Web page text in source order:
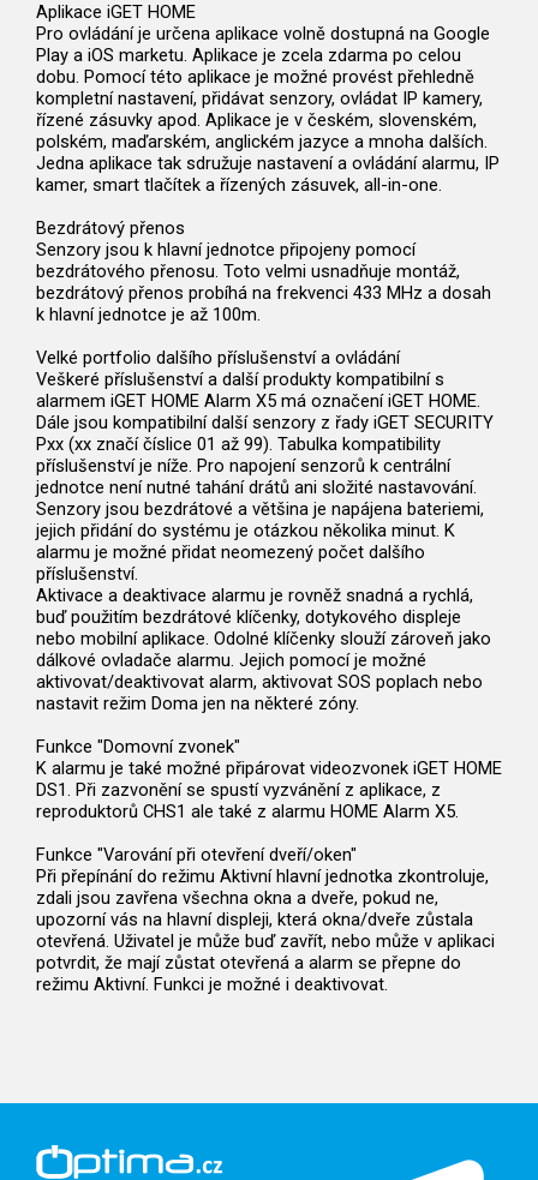
Aplikace iGET HOME
Pro ovládání je určena aplikace volně dostupná na Google
Play a iOS marketu. Aplikace je zcela zdarma po celou
dobu. Pomocí této aplikace je možné provést přehledně
kompletní nastavení, přidávat senzory, ovládat IP kamery,
řízené zásuvky apod. Aplikace je v českém, slovenském,
polském, maďarském, anglickém jazyce a mnoha dalších.
Jedna aplikace tak sdružuje nastavení a ovládání alarmu, IP
kamer, smart tlačítek a řízených zásuvek, all-in-one.
Bezdrátový přenos
Senzory jsou k hlavní jednotce připojeny pomocí
bezdrátového přenosu. Toto velmi usnadňuje montáž,
bezdrátový přenos probíhá na frekvenci 433 MHz a dosah
k hlavní jednotce je až 100m.
Velké portfolio dalšího příslušenství a ovládání
Veškeré příslušenství a další produkty kompatibilní s
alarmem iGET HOME Alarm X5 má označení iGET HOME.
Dále jsou kompatibilní další senzory z řady iGET SECURITY
Pxx (xx značí číslice 01 až 99). Tabulka kompatibility
příslušenství je níže. Pro napojení senzorů k centrální
jednotce není nutné tahání drátů ani složité nastavování.
Senzory jsou bezdrátové a většina je napájena bateriemi,
jejich přidání do systému je otázkou několika minut. K
alarmu je možné přidat neomezený počet dalšího
příslušenství.
Aktivace a deaktivace alarmu je rovněž snadná a rychlá,
buď použitím bezdrátové klíčenky, dotykového displeje
nebo mobilní aplikace. Odolné klíčenky slouží zároveň jako
dálkové ovladače alarmu. Jejich pomocí je možné
aktivovat/deaktivovat alarm, aktivovat SOS poplach nebo
nastavit režim Doma jen na některé zóny.
Funkce "Domovní zvonek"
K alarmu je také možné připárovat videozvonek iGET HOME
DS1. Při zazvonění se spustí vyzvánění z aplikace, z
reproduktorů CHS1 ale také z alarmu HOME Alarm X5.
Funkce "Varování při otevření dveří/oken"
Při přepínání do režimu Aktivní hlavní jednotka zkontroluje,
zdali jsou zavřena všechna okna a dveře, pokud ne,
upozorní vás na hlavní displeji, která okna/dveře zůstala
otevřená. Uživatel je může buď zavřít, nebo může v aplikaci
potvrdit, že mají zůstat otevřená a alarm se přepne do
režimu Aktivní. Funkci je možné i deaktivovat.